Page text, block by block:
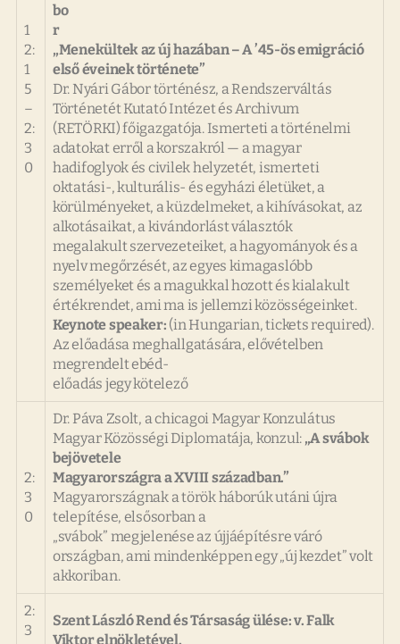
1
2:
1
5
–
2:
3
0
bo
r
„Menekültek az új hazában – A ’45-ös emigráció
első éveinek története”
Dr. Nyári Gábor történész, a Rendszerváltás
Történetét Kutató Intézet és Archivum
(RETÖRKI) főigazgatója. Ismerteti a történelmi
adatokat erről a korszakról — a magyar
hadifoglyok és civilek helyzetét, ismerteti
oktatási-, kulturális- és egyházi életüket, a
körülményeket, a küzdelmeket, a kihívásokat, az
alkotásaikat, a kivándorlást választók
megalakult szervezeteiket, a hagyományok és a
nyelv megőrzését, az egyes kimagaslóbb
személyeket és a magukkal hozott és kialakult
értékrendet, ami ma is jellemzi közösségeinket.
Keynote speaker: (in Hungarian, tickets required).
Az előadása meghallgatására, elővételben
megrendelt ebéd-
előadás jegy kötelező
2:
3
0
Dr. Páva Zsolt, a chicagoi Magyar Konzulátus
Magyar Közösségi Diplomatája, konzul: „A svábok
bejövetele
Magyarországra a XVIII században.”
Magyarországnak a török háborúk utáni újra
telepítése, elsősorban a
„svábok” megjelenése az újjáépítésre váró
országban, ami mindenképpen egy „új kezdet” volt
akkoriban.
2:
3
Szent László Rend és Társaság ülése: v. Falk
Viktor elnökletével.